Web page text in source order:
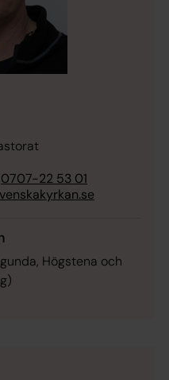
0707-22 53 01
Högstena och